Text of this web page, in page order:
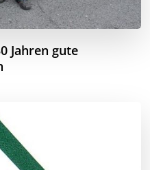
Jahren gute